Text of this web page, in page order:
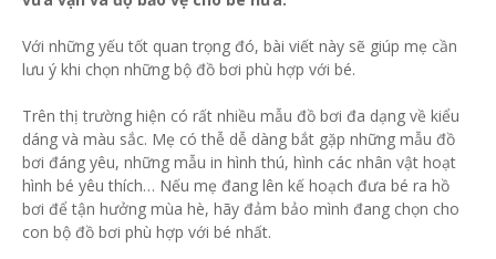
Với những yếu tốt quan trọng đó, bài viết này sẽ giúp mẹ cần
lưu ý khi chọn những bộ đồ bơi phù hợp với bé.
Trên thị trường hiện có rất nhiều mẫu đồ bơi đa dạng về kiểu
dáng và màu sắc. Mẹ có thễ dễ dàng bắt gặp những mẫu đồ
bơi đáng yêu, những mẫu in hình thú, hình các nhân vật hoạt
hình bé yêu thích… Nếu mẹ đang lên kế hoạch đưa bé ra hồ
bơi để tận hưởng mùa hè, hãy đảm bảo mình đang chọn cho
con bộ đồ bơi phù hợp với bé nhất.